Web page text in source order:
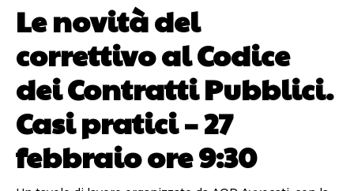
Le novità del
correttivo al Codice
dei Contratti Pubblici.
Casi pratici – 27
febbraio ore 9:30